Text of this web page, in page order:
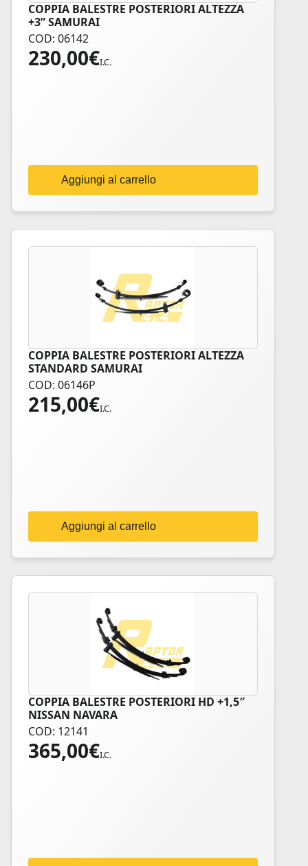
COPPIA BALESTRE POSTERIORI ALTEZZA
+3” SAMURAI
COD: 06142
230,00€I.C.
Aggiungi al carrello
COPPIA BALESTRE POSTERIORI ALTEZZA
STANDARD SAMURAI
COD: 06146P
215,00€I.C.
Aggiungi al carrello
COPPIA BALESTRE POSTERIORI HD +1,5″
NISSAN NAVARA
COD: 12141
365,00€I.C.